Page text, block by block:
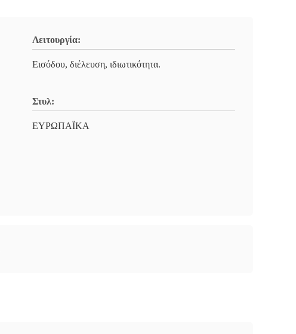
Λειτουργία:
Εισόδου, διέλευση, ιδιωτικότητα.
Στυλ:
ΕΥΡΩΠΑΪΚΑ